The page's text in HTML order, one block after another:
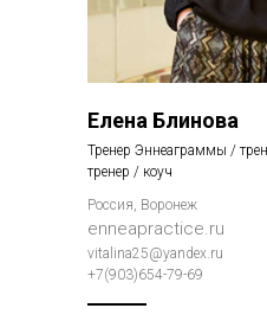
Елена Блинова
Тренер Эннеаграммы /
тренер / коуч
Россия, Воронеж
enneapractice.ru
vitalina25@yandex.ru
+7(903)654-79-69